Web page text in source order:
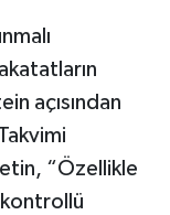
açısından
“Özellikle